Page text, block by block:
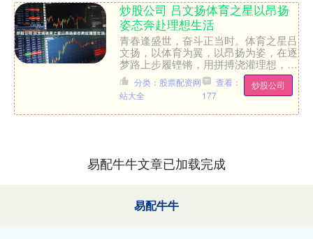
炒股公司 吕文扬体育之星以昂扬
姿态奔赴理想生活
青春逢盛世，奋斗正当时。体育之星吕
文扬，以体育为翼，以昂扬为姿，在逐
梦路上步履铿锵，用拼搏浇灌理想，用
热爱点燃生活，在汗水中淬炼成长，在
坚守中奔赴远方，活成了理....炒股公司
分类：股票配资网
站大全
查看：
177
易配牛牛文章已加载完成
易配牛牛